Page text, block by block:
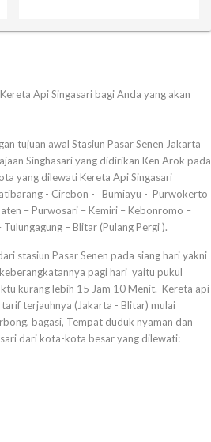
Api Singasari bagi Anda yang akan
tujuan awal Stasiun Pasar Senen Jakarta
Singhasari yang didirikan Ken Arok pada
yang dilewati Kereta Api Singasari
- Cirebon - Bumiayu - Purwokerto
– Purwosari – Kemiri – Kebonromo –
– Blitar (Pulang Pergi ).
stasiun Pasar Senen pada siang hari yakni
pagi hari yaitu pukul
kurang lebih 15 Jam 10 Menit. Kereta api
terjauhnya (Jakarta - Blitar) mulai
bagasi, Tempat duduk nyaman dan
dari kota-kota besar yang dilewati: